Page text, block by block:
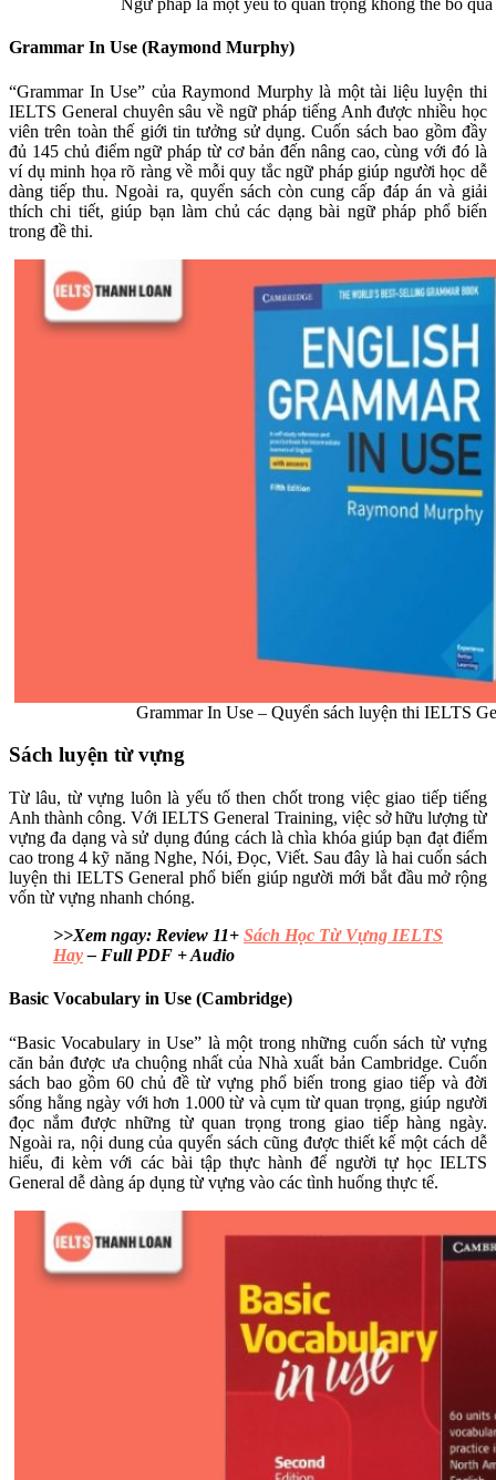
Ngữ pháp là một yếu tố quan trọng không thể bỏ
Grammar In Use (Raymond Murphy)
“Grammar In Use” của Raymond Murphy là một tài liệu luyện thi
IELTS General chuyên sâu về ngữ pháp tiếng Anh được nhiều học
viên trên toàn thế giới tin tưởng sử dụng. Cuốn sách bao gồm đầy
đủ 145 chủ điểm ngữ pháp từ cơ bản đến nâng cao, cùng với đó là
ví dụ minh họa rõ ràng về mỗi quy tắc ngữ pháp giúp người học dễ
dàng tiếp thu. Ngoài ra, quyển sách còn cung cấp đáp án và giải
thích chi tiết, giúp bạn làm chủ các dạng bài ngữ pháp phổ biến
trong đề thi.
Grammar In Use – Quyển sách luyện thi IELTS
Sách luyện từ vựng
Từ lâu, từ vựng luôn là yếu tố then chốt trong việc giao tiếp tiếng
Anh thành công. Với IELTS General Training, việc sở hữu lượng từ
vựng đa dạng và sử dụng đúng cách là chìa khóa giúp bạn đạt điểm
cao trong 4 kỹ năng Nghe, Nói, Đọc, Viết. Sau đây là hai cuốn sách
luyện thi IELTS General phổ biến giúp người mới bắt đầu mở rộng
vốn từ vựng nhanh chóng.
>>Xem ngay: Review 11+ Sách Học Từ Vựng IELTS
Hay– Full PDF + Audio
Basic Vocabulary in Use (Cambridge)
“Basic Vocabulary in Use” là một trong những cuốn sách từ vựng
căn bản được ưa chuộng nhất của Nhà xuất bản Cambridge. Cuốn
sách bao gồm 60 chủ đề từ vựng phổ biến trong giao tiếp và đời
sống hằng ngày với hơn 1.000 từ và cụm từ quan trọng, giúp người
đọc nắm được những từ quan trọng trong giao tiếp hàng ngày.
Ngoài ra, nội dung của quyển sách cũng được thiết kế một cách dễ
hiểu, đi kèm với các bài tập thực hành để người tự học IELTS
General dễ dàng áp dụng từ vựng vào các tình huống thực tế.